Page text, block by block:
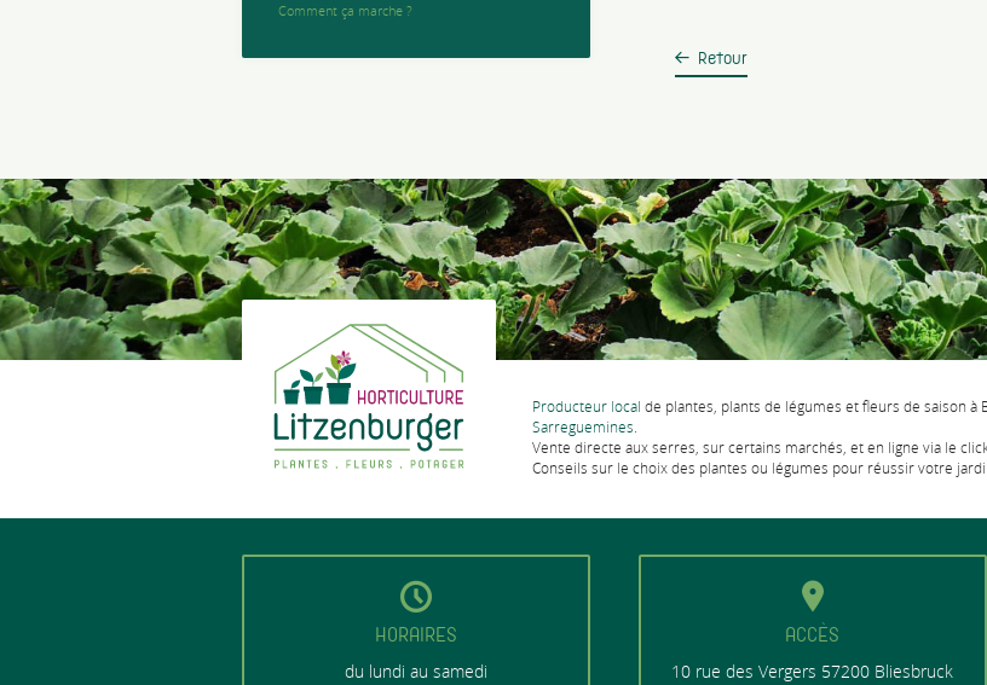
Comment ça marche ?
Retour
Producteur local de plantes, plants de légumes et fleurs de saison à
Sarreguemines.
Vente directe aux serres, sur certains marchés, et en ligne via le
Conseils sur le choix des plantes ou légumes pour réussir votre
HORAIRES
du lundi au samedi
ACCÈS
10 rue des Vergers 57200 Bliesbruck